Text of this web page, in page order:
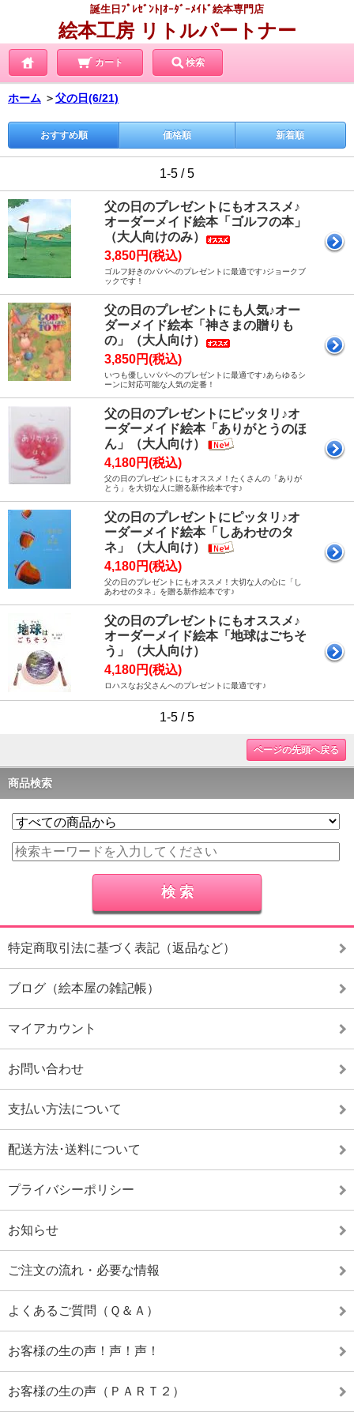
誕生日ﾌﾟﾚｾﾞﾝﾄ|ｵｰﾀﾞｰﾒｲﾄﾞ絵本専門店
絵本工房 リトルパートナー
カート 検索
ホーム ＞父の日(6/21)
おすすめ順 価格順 新着順
1-5 / 5
父の日のプレゼントにもオススメ♪
オーダーメイド絵本「ゴルフの本」
（大人向けのみ）
3,850円(税込)
ゴルフ好きのパパへのプレゼントに最適です♪ジョークブ
ックです！
父の日のプレゼントにも人気♪オー
ダーメイド絵本「神さまの贈りも
の」（大人向け）
3,850円(税込)
いつも優しいパパへのプレゼントに最適です♪あらゆるシ
ーンに対応可能な人気の定番！
父の日のプレゼントにピッタリ♪オ
ーダーメイド絵本「ありがとうのほ
ん」（大人向け）
4,180円(税込)
父の日のプレゼントにもオススメ！たくさんの「ありが
とう」を大切な人に贈る新作絵本です♪
父の日のプレゼントにピッタリ♪オ
ーダーメイド絵本「しあわせのタ
ネ」（大人向け）
4,180円(税込)
父の日のプレゼントにもオススメ！大切な人の心に「し
あわせのタネ」を贈る新作絵本です♪
父の日のプレゼントにもオススメ♪
オーダーメイド絵本「地球はごちそ
う」（大人向け）
4,180円(税込)
ロハスなお父さんへのプレゼントに最適です♪
1-5 / 5
ページの先頭へ戻る
商品検索
特定商取引法に基づく表記（返品など）
ブログ（絵本屋の雑記帳）
マイアカウント
お問い合わせ
支払い方法について
配送方法･送料について
プライバシーポリシー
お知らせ
ご注文の流れ・必要な情報
よくあるご質問（Ｑ＆Ａ）
お客様の生の声！声！声！
お客様の生の声（ＰＡＲＴ２）